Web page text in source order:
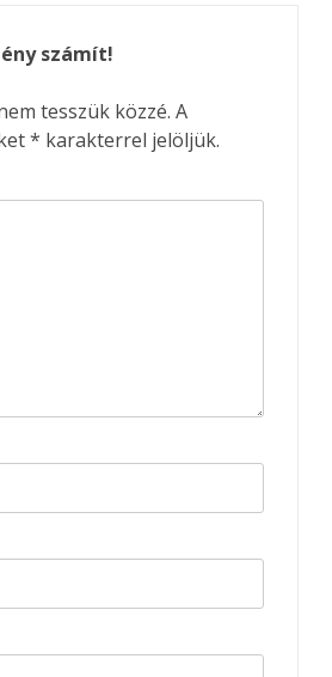
számít!
tesszük közzé. A
* karakterrel jelöljük.